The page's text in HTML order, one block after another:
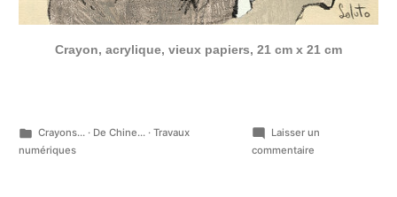
Crayon, acrylique, vieux papiers, 21 cm x 21 cm
Publié
dans
Crayons...· De Chine...· Travaux
numériques
Laisser un
commentaire